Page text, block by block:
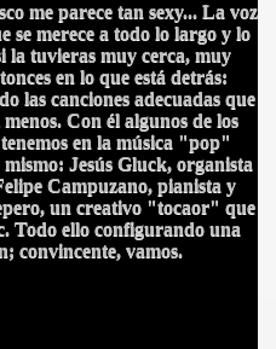
me parece tan sexy... La voz
se merece a todo lo largo y lo
la tuvieras muy cerca, muy
en lo que está detrás:
las canciones adecuadas que
Con él algunos de los
en la música "pop"
Jesús Gluck, organista
Campuzano, pianista y
un creativo "tocaor" que
Todo ello configurando una
convincente, vamos.